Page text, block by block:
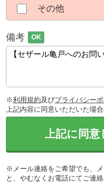
その他
備考 OK
※利用規約及びプライバシー
上記内容に同意いただいた場
上記に同意
※メール連絡をご希望でも、
と、やむなくお電話にてご連